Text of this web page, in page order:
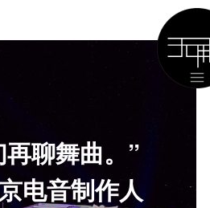
聊舞曲。”
电音制作人